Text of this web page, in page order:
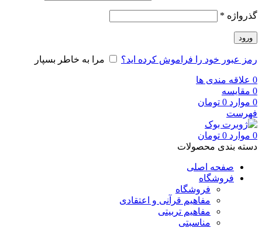
گذرواژه *
ورود
رمز عبور خود را فراموش کرده اید؟ مرا به خاطر بسپار
0 علاقه مندی ها
0 مقایسه
0 موارد 0 تومان
فهرست
0 موارد 0 تومان
دسته بندی محصولات
صفحه اصلی
فروشگاه
فروشگاه
مفاهیم قرآنی و اعتقادی
مفاهیم تربیتی
مناسبتی